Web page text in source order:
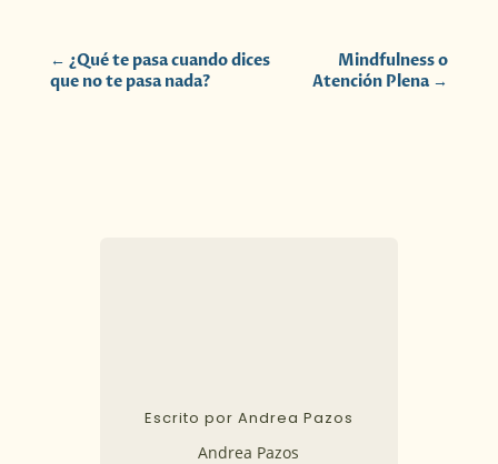
← ¿Qué te pasa cuando dices
que no te pasa nada?
Mindfulness o
Atención Plena →
Escrito por Andrea Pazos
Andrea Pazos